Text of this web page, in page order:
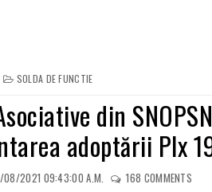
SOLDA DE FUNCTIE
din
adoptării Plx
08/2021 09:43:00 A.M. 168 COMMENTS